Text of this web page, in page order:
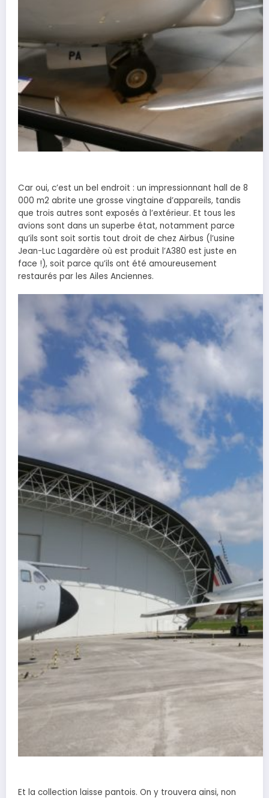
Car oui, c’est un bel endroit : un impressionnant hall de 8
000 m2 abrite une grosse vingtaine d’appareils, tandis
que trois autres sont exposés à l’extérieur. Et tous les
avions sont dans un superbe état, notamment parce
qu’ils sont soit sortis tout droit de chez Airbus (l’usine
Jean-Luc Lagardère où est produit l’A380 est juste en
face !), soit parce qu’ils ont été amoureusement
restaurés par les Ailes Anciennes.
Et la collection laisse pantois. On y trouvera ainsi, non